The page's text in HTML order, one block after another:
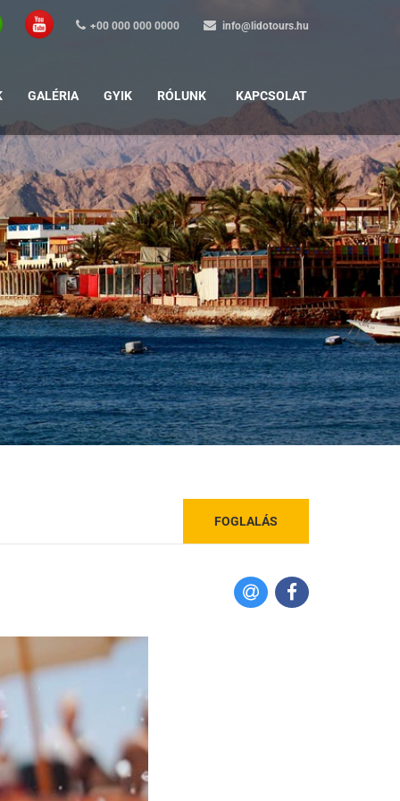
+00 000 000 0000 info@lidotours.hu
GALÉRIA GYIK RÓLUNK KAPCSOLAT
FOGLALÁS